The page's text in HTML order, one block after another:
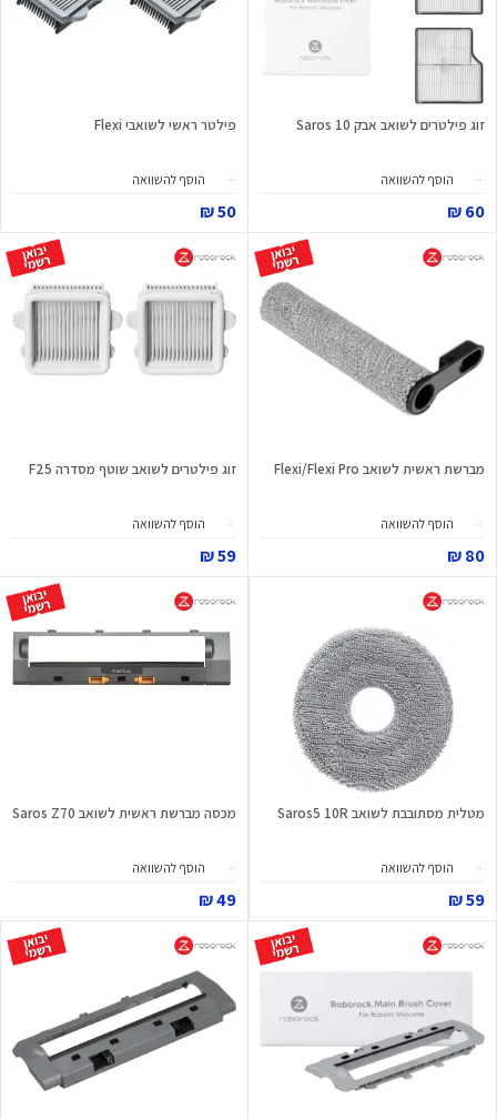
זוג פילטרים לשואב אבק Saros 10
הוסף להשוואה
60 ₪
פילטר ראשי לשואבי Flexi
הוסף להשוואה
50 ₪
מברשת ראשית לשואב Flexi/Flexi Pro
הוסף להשוואה
80 ₪
זוג פילטרים לשואב שוטף מסדרה F25
הוסף להשוואה
59 ₪
מטלית מסתובבת לשואב Saros5 10R
הוסף להשוואה
59 ₪
מכסה מברשת ראשית לשואב Saros Z70
הוסף להשוואה
49 ₪